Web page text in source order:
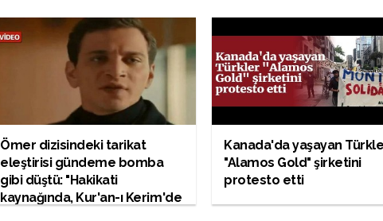
Ömer dizisindeki tarikat
eleştirisi gündeme bomba
gibi düştü: "Hakikati
kaynağında, Kur'an-ı Kerim'de
Kanada'da yaşayan
"Alamos Gold" şirketini
protesto etti